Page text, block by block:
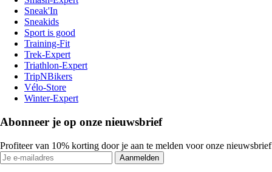
Sneak'In
Sneakids
Sport is good
Training-Fit
Trek-Expert
Triathlon-Expert
TripNBikers
Vélo-Store
Winter-Expert
Abonneer je op onze nieuwsbrief
Profiteer van 10% korting door je aan te melden voor onze nieuwsbrief
Aanmelden